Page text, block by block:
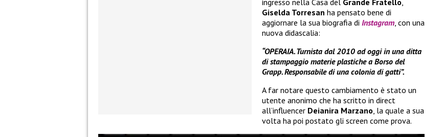
ingresso nella Casa del Grande Fratello,
Giselda Torresan ha pensato bene di
aggiornare la sua biografia di Instagram, con una
nuova didascalia:
“OPERAIA. Turnista dal 2010 ad oggi in una ditta
di stampaggio materie plastiche a Borso del
Grapp. Responsabile di una colonia di gatti”.
A far notare questo cambiamento è stato un
utente anonimo che ha scritto in direct
all’influencer Deianira Marzano, la quale a sua
volta ha poi postato gli screen come prova.